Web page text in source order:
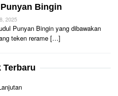
Bingin
2025
Punyan Bingin yang dibawakan
teken rerame […]
Terbaru